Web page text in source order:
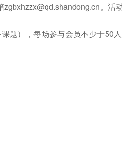
zgbxhzzx@qd.shandong.cn。活
题），每场参与会员不少于50